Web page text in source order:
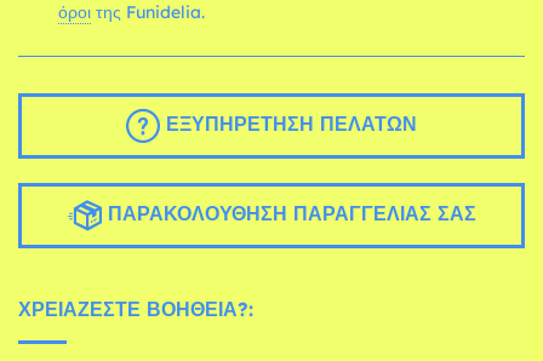
όροι της Funidelia.
ΕΞΥΠΗΡΈΤΗΣΗ ΠΕΛΑΤΏΝ
ΠΑΡΑΚΟΛΟΎΘΗΣΗ ΠΑΡΑΓΓΕΛΊΑΣ ΣΑΣ
ΧΡΕΙΆΖΕΣΤΕ ΒΟΉΘΕΙΑ?: